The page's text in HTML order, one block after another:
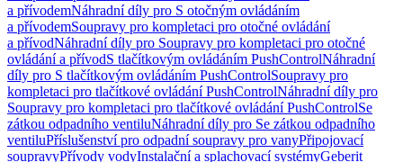
a přívodemNáhradní díly pro S otočným ovládáním
a přívodemSoupravy pro kompletaci pro otočné ovládání
a přívodNáhradní díly pro Soupravy pro kompletaci pro otočné
ovládání a přívodS tlačítkovým ovládáním PushControlNáhradní
díly pro S tlačítkovým ovládáním PushControlSoupravy pro
kompletaci pro tlačítkové ovládání PushControlNáhradní díly pro
Soupravy pro kompletaci pro tlačítkové ovládání PushControlSe
zátkou odpadního ventiluNáhradní díly pro Se zátkou odpadního
ventiluPříslušenství pro odpadní soupravy pro vanyPřipojovací
soupravyPřívody vodyInstalační a splachovací systémyGeberit